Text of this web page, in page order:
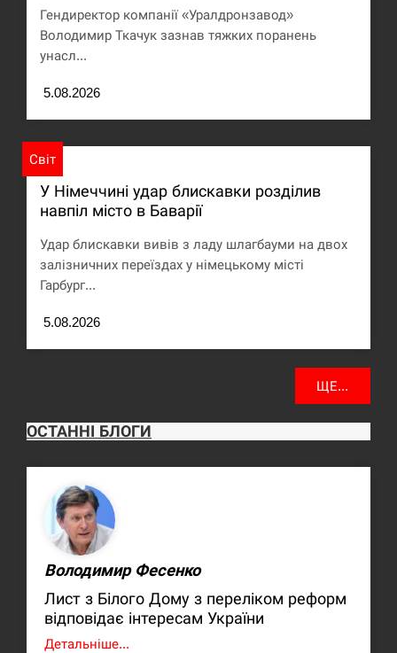
Гендиректор компанії «Уралдронзавод»
Володимир Ткачук зазнав тяжких поранень
унасл...
5.08.2026
Світ
У Німеччині удар блискавки розділив
навпіл місто в Баварії
Удар блискавки вивів з ладу шлагбауми на двох
залізничних переїздах у німецькому місті
Гарбург...
5.08.2026
ЩЕ...
ОСТАННІ БЛОГИ
Володимир Фесенко
Лист з Білого Дому з переліком реформ
відповідає інтересам України
Детальніше...